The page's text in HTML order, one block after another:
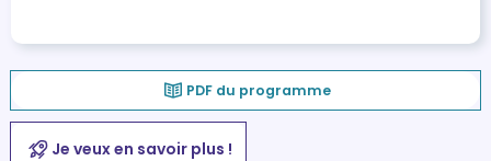
PDF du programme
Je veux en savoir plus !